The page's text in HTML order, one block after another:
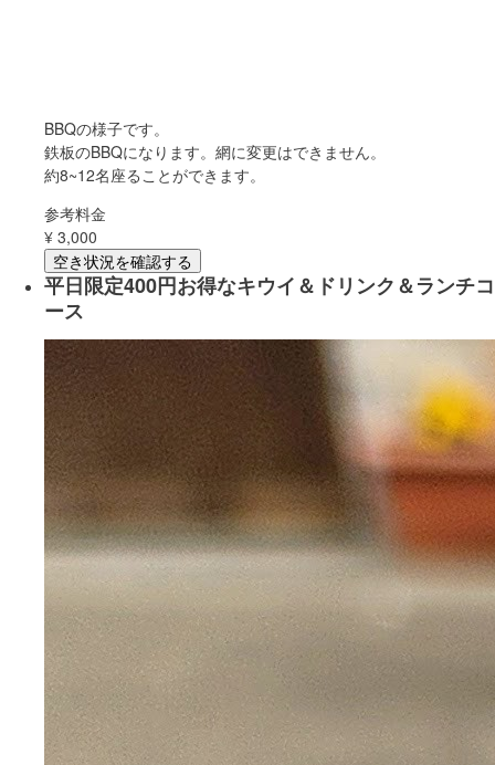
BBQの様子です。
鉄板のBBQになります。網に変更はできません。
約8~12名座ることができます。
参考料金
¥ 3,000
空き状況を確認する
平日限定400円お得なキウイ＆ドリンク＆ランチコ
ース